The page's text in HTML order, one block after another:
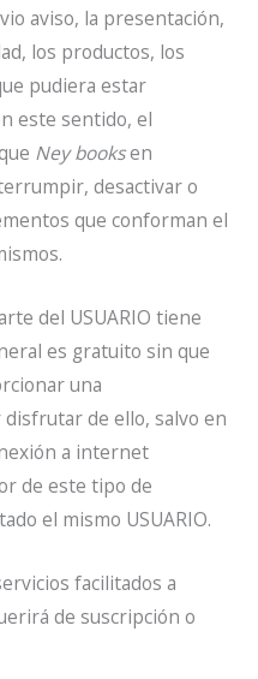
aviso, la presentación,
los productos, los
pudiera estar
este sentido, el
Ney booksen
desactivar o
que conforman el
del USUARIO tiene
es gratuito sin que
una
de ello, salvo en
a internet
de este tipo de
el mismo USUARIO.
facilitados a
de suscripción o